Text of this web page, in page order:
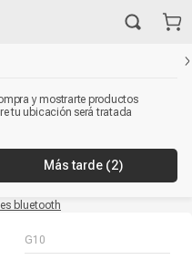
y mostrarte productos
tu ubicación será tratada
Más tarde (2)
bluetooth
G10